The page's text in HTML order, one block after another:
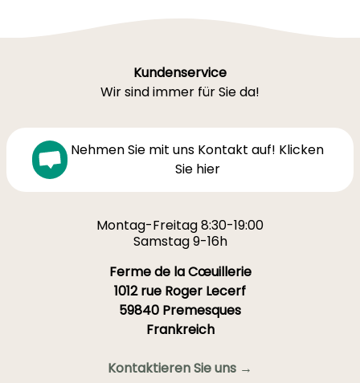
Kundenservice
Wir sind immer für Sie da!
Nehmen Sie mit uns Kontakt auf! Klicken
Sie hier
Montag-Freitag 8:30-19:00
Samstag 9-16h
Ferme de la Cœuillerie
1012 rue Roger Lecerf
59840 Premesques
Frankreich
Kontaktieren Sie uns →